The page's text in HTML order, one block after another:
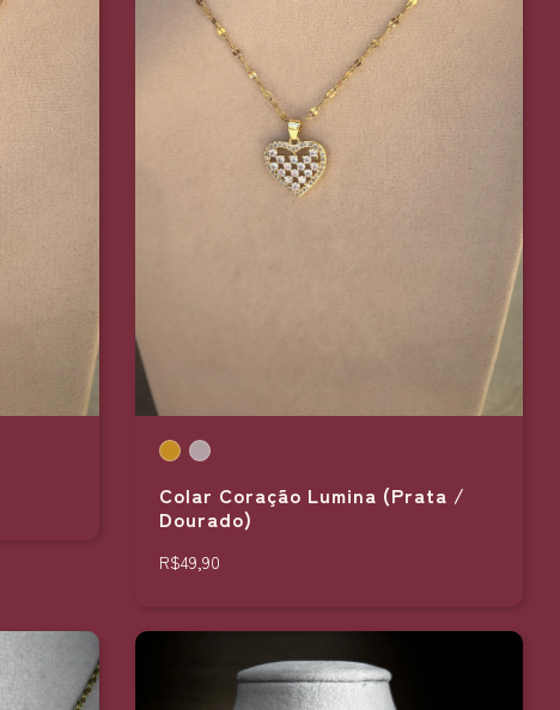
Colar Coração Lumina (Prata /
Dourado)
R$49,90